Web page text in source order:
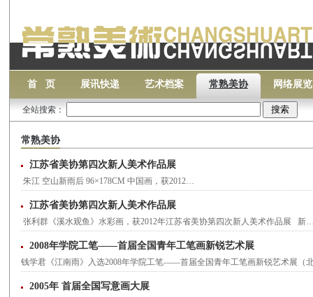
首 页 展讯快递 艺术档案 常熟美协 网络展览
全站搜索：
常熟美协
江苏省美协第四次新人美术作品展
朱江 空山新雨后 96×178CM 中国画，获2012…
江苏省美协第四次新人美术作品展
张利群《溪水观鱼》水彩画，获2012年江苏省美协第四次新人美术作品展 新
2008年学院工笔——首届全国青年工笔画新锐艺术展
钱学君《江南雨》入选2008年学院工笔——首届全国青年工笔画新锐艺术展（
2005年 首届全国写意画大展